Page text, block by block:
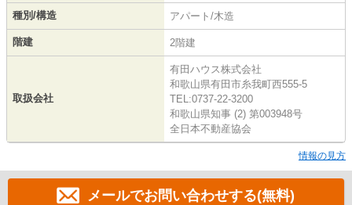
種別/構造 アパート/木造
階建 2階建
取扱会社
有田ハウス株式会社
和歌山県有田市糸我町西555-5
TEL:0737-22-3200
和歌山県知事 (2) 第003948号
全日本不動産協会
情報の見方
メールでお問い合わせする(無料)